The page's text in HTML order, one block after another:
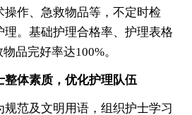
作、急救物品等，不定时检
。基础护理合格率、护理表格
品完好率达100%。
整体素质，优化护理队伍
范及文明用语，组织护士学习